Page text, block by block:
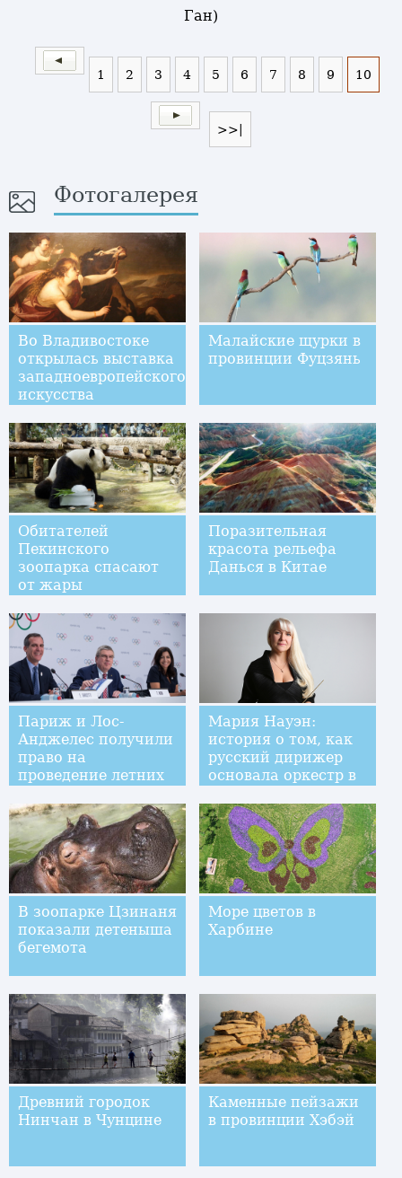
Ган)
1 2 3 4 5 6 7 8 9 10
>>|
Фотогалерея
Во Владивостоке
открылась выставка
западноевропейского
искусства
Малайские щурки в
провинции Фуцзянь
Обитателей
Пекинского
зоопарка спасают
от жары
Поразительная
красота рельефа
Данься в Китае
Париж и Лос-
Анджелес получили
право на
проведение летних
Мария Науэн:
история о том, как
русский дирижер
основала оркестр в
В зоопарке Цзинаня
показали детеныша
бегемота
Море цветов в
Харбине
Древний городок
Нинчан в Чунцине
Каменные пейзажи
в провинции Хэбэй